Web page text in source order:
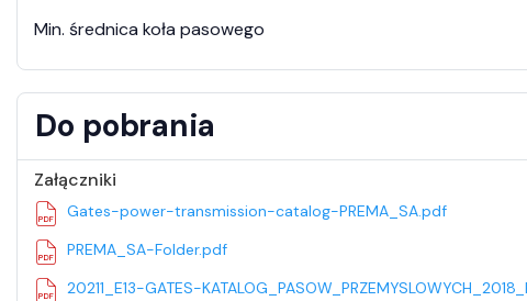
Min. średnica koła pasowego
Do pobrania
Załączniki
Gates-power-transmission-catalog-PREMA_SA.pdf
PREMA_SA-Folder.pdf
20211_E13-GATES-